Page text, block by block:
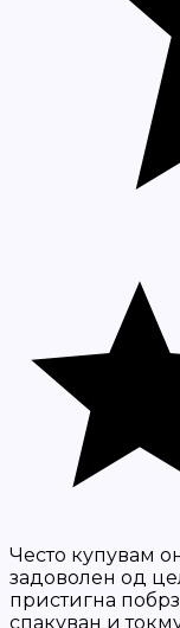
Често купувам
задоволен од
пристигна
спакуван и